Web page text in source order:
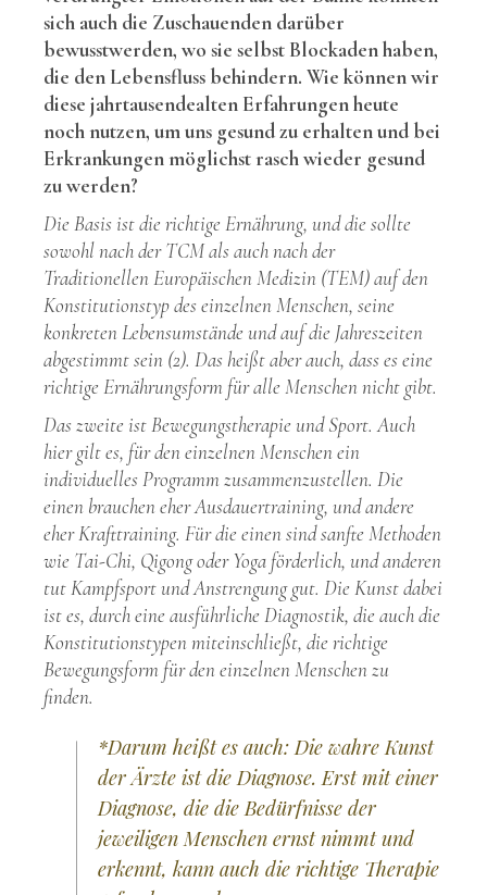
sich auch die Zuschauenden darüber
bewusstwerden, wo sie selbst Blockaden haben,
die den Lebensfluss behindern. Wie können wir
diese jahrtausendealten Erfahrungen heute
noch nutzen, um uns gesund zu erhalten und bei
Erkrankungen möglichst rasch wieder gesund
zu werden?
Die Basis ist die richtige Ernährung, und die sollte
sowohl nach der TCM als auch nach der
Traditionellen Europäischen Medizin (TEM) auf den
Konstitutionstyp des einzelnen Menschen, seine
konkreten Lebensumstände und auf die Jahreszeiten
abgestimmt sein (2). Das heißt aber auch, dass es eine
richtige Ernährungsform für alle Menschen nicht gibt.
Das zweite ist Bewegungstherapie und Sport. Auch
hier gilt es, für den einzelnen Menschen ein
individuelles Programm zusammenzustellen. Die
einen brauchen eher Ausdauertraining, und andere
eher Krafttraining. Für die einen sind sanfte Methoden
wie Tai-Chi, Qigong oder Yoga förderlich, und anderen
tut Kampfsport und Anstrengung gut. Die Kunst dabei
ist es, durch eine ausführliche Diagnostik, die auch die
Konstitutionstypen miteinschließt, die richtige
Bewegungsform für den einzelnen Menschen zu
finden.
*Darum heißt es auch: Die wahre Kunst
der Ärzte ist die Diagnose. Erst mit einer
Diagnose, die die Bedürfnisse der
jeweiligen Menschen ernst nimmt und
erkennt, kann auch die richtige Therapie